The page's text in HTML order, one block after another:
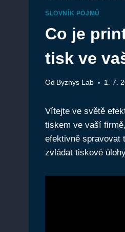
SLOVNÍK POJMŮ
Co je
tisk ve
Od Byznys Lab 1. 7.
Vítejte ve světě
tiskem ve vaší
efektivně spravovat
zvládat tiskové